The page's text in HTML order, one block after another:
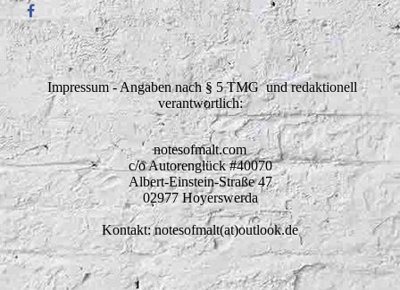
Impressum - Angaben nach § 5 TMG und redaktionell
verantwortlich:
notesofmalt.com
c/o Autorenglück #40070
Albert-Einstein-Straße 47
02977 Hoyerswerda
Kontakt: notesofmalt(at)outlook.de